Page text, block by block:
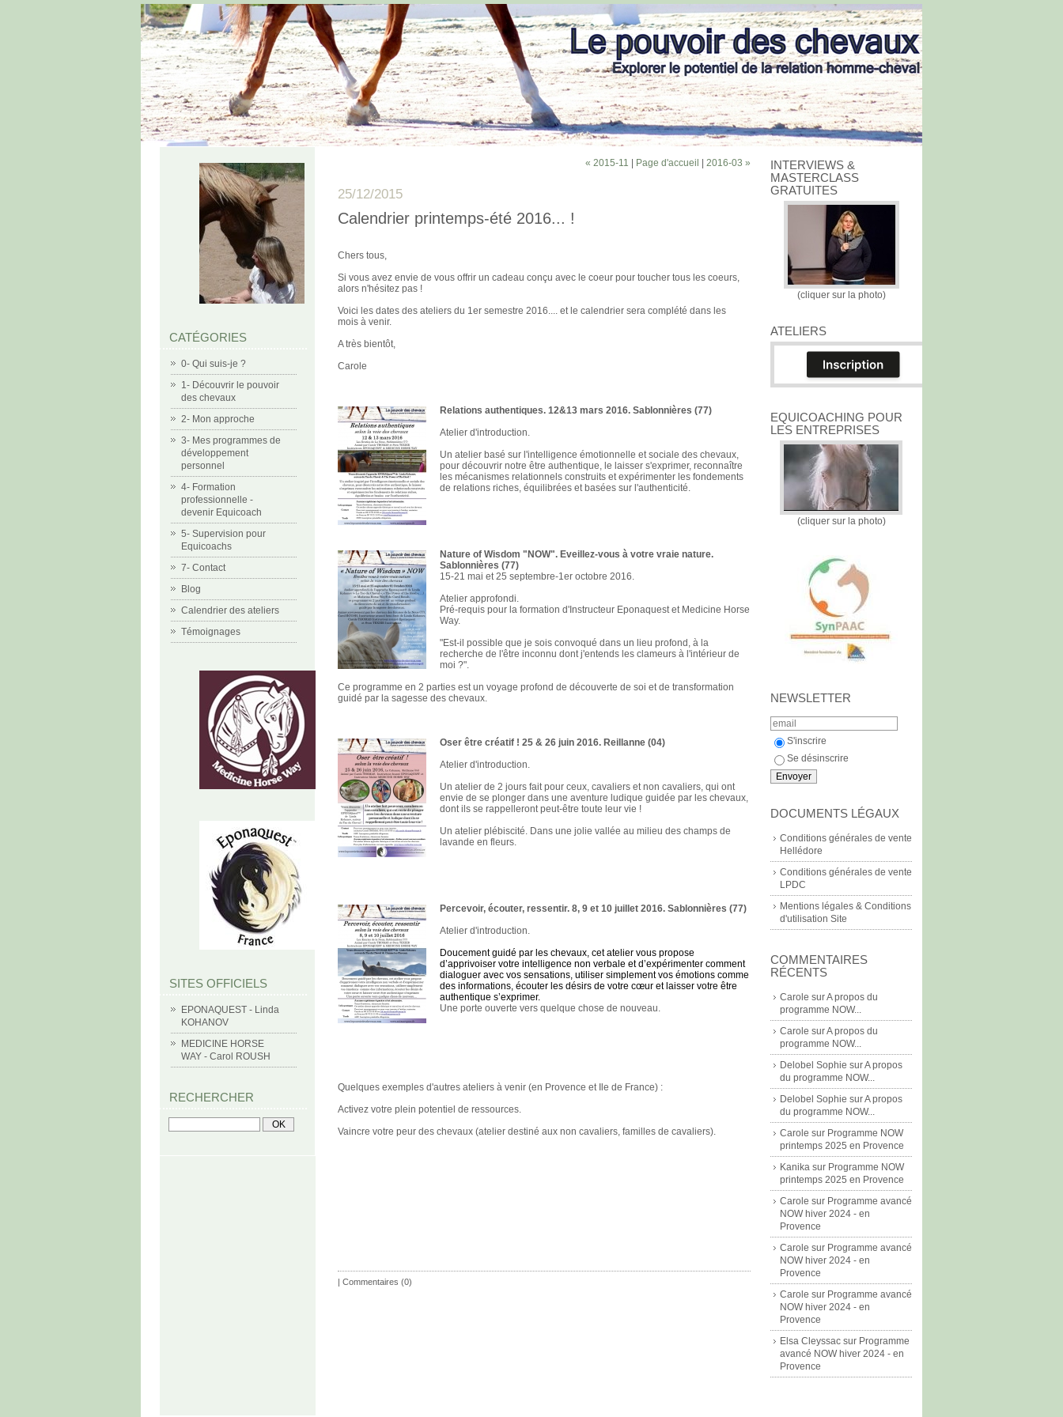
CATÉGORIES
0- Qui suis-je ?
1- Découvrir le pouvoir
des chevaux
2- Mon approche
3- Mes programmes de
développement
personnel
4- Formation
professionnelle -
devenir Equicoach
5- Supervision pour
Equicoachs
7- Contact
Blog
Calendrier des ateliers
Témoignages
SITES OFFICIELS
EPONAQUEST - Linda
KOHANOV
MEDICINE HORSE
WAY - Carol ROUSH
RECHERCHER
INTERVIEWS &
MASTERCLASS
GRATUITES
(cliquer sur la photo)
ATELIERS
EQUICOACHING POUR
LES ENTREPRISES
(cliquer sur la photo)
NEWSLETTER
S'inscrire
Se désinscrire
DOCUMENTS LÉGAUX
Conditions générales de vente
Hellédore
Conditions générales de vente
LPDC
Mentions légales & Conditions
d'utilisation Site
COMMENTAIRES
RÉCENTS
Carole surA propos du
programme NOW...
Carole surA propos du
programme NOW...
Delobel Sophie surA propos
du programme NOW...
Delobel Sophie surA propos
du programme NOW...
Carole sur Programme NOW
printemps 2025 en Provence
Kanika sur Programme NOW
printemps 2025 en Provence
Carole sur Programme avancé
NOW hiver 2024 - en
Provence
Carole sur Programme avancé
NOW hiver 2024 - en
Provence
Carole sur Programme avancé
NOW hiver 2024 - en
Provence
Elsa Cleyssac sur Programme
avancé NOW hiver 2024 - en
Provence
« 2015-11 Page d'accueil 2016-03 »
25/12/2015
Calendrier printemps-été 2016... !
Chers tous,
Si vous avez envie de vous offrir un cadeau conçu avec le coeur pour toucher tous les coeurs,
alors n'hésitez pas !
Voici les dates des ateliers du 1er semestre 2016.... et le calendrier sera complété dans les
mois à venir.
A très bientôt,
Carole
Relations authentiques. 12&13 mars 2016. Sablonnières (77)
Atelier d'introduction.
Un atelier basé sur l'intelligence émotionnelle et sociale des chevaux,
pour découvrir notre être authentique, le laisser s'exprimer, reconnaître
les mécanismes relationnels construits et expérimenter les fondements
de relations riches, équilibrées et basées sur l'authenticité.
Nature of Wisdom "NOW". Eveillez-vous à votre vraie nature.
Sablonnières (77)
15-21 mai et 25 septembre-1er octobre 2016.
Atelier approfondi.
Pré-requis pour la formation d'Instructeur Eponaquest et Medicine Horse
Way.
"Est-il possible que je sois convoqué dans un lieu profond, à la
recherche de l'être inconnu dont j'entends les clameurs à l'intérieur de
moi ?".
Ce programme en 2 parties est un voyage profond de découverte de soi et de transformation
guidé par la sagesse des chevaux.
Oser être créatif ! 25 & 26 juin 2016. Reillanne (04)
Atelier d'introduction.
Un atelier de 2 jours fait pour ceux, cavaliers et non cavaliers, qui ont
envie de se plonger dans une aventure ludique guidée par les chevaux,
dont ils se rappelleront peut-être toute leur vie !
Un atelier plébiscité. Dans une jolie vallée au milieu des champs de
lavande en fleurs.
Percevoir, écouter, ressentir. 8, 9 et 10 juillet 2016. Sablonnières (77)
Atelier d'introduction.
Doucement guidé par les chevaux, cet atelier vous propose
d’apprivoiser votre intelligence non verbale et d’expérimenter comment
dialoguer avec vos sensations, utiliser simplement vos émotions comme
des informations, écouter les désirs de votre cœur et laisser votre être
authentique s’exprimer.
Une porte ouverte vers quelque chose de nouveau.
Quelques exemples d'autres ateliers à venir (en Provence et Ile de France) :
Activez votre plein potentiel de ressources.
Vaincre votre peur des chevaux (atelier destiné aux non cavaliers, familles de cavaliers).
| Commentaires (0)